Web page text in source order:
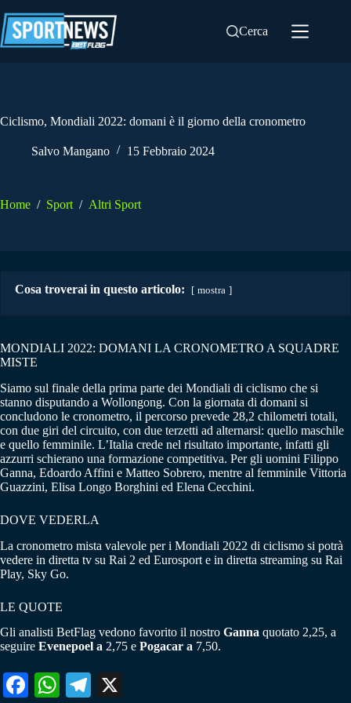
al
contenuto
Cerca
Ciclismo, Mondiali 2022: domani è il giorno della cronometro
Salvo Mangano 15 Febbraio 2024
Home / Sport / Altri Sport
Cosa troverai in questo articolo: mostra
MONDIALI 2022: DOMANI LA CRONOMETRO A SQUADRE
MISTE
Siamo sul finale della prima parte dei Mondiali di ciclismo che si
stanno disputando a Wollongong. Con la giornata di domani si
concludono le cronometro, il percorso prevede 28,2 chilometri totali,
con due giri del circuito, con due terzetti ad alternarsi: quello maschile
e quello femminile. L’Italia crede nel risultato importante, infatti gli
azzurri schierano una formazione competitiva. Per gli uomini Filippo
Ganna, Edoardo Affini e Matteo Sobrero, mentre al femminile Vittoria
Guazzini, Elisa Longo Borghini ed Elena Cecchini.
DOVE VEDERLA
La cronometro mista valevole per i Mondiali 2022 di ciclismo si potrà
vedere in diretta tv su Rai 2 ed Eurosport e in diretta streaming su Rai
Play, Sky Go.
LE QUOTE
Gli analisti BetFlag vedono favorito il nostro Ganna quotato 2,25, a
seguire Evenepoel a 2,75 e Pogacar a 7,50.
Fa W
Te